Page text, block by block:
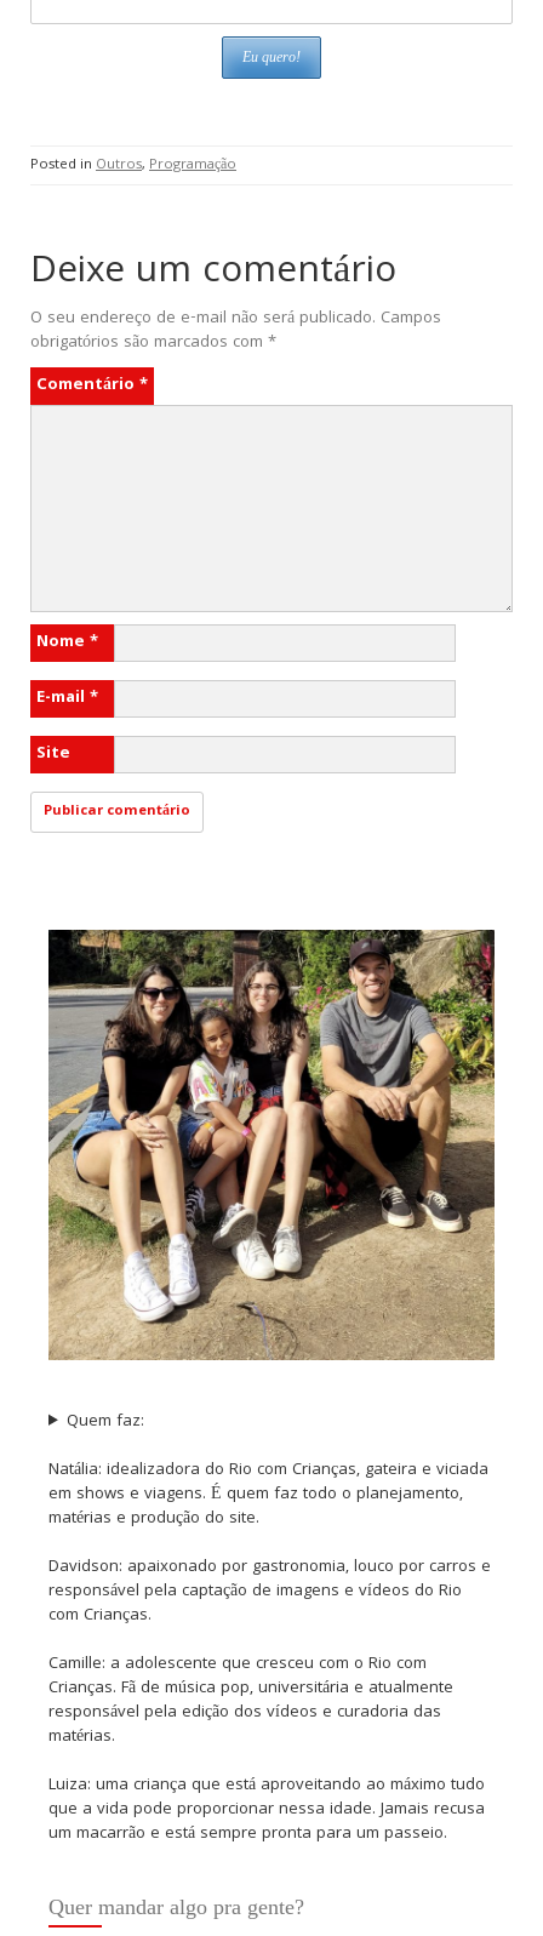
Posted in Outros, Programação
Deixe um comentário
O seu endereço de e-mail não será publicado. Campos
obrigatórios são marcados com *
Comentário *
Nome *
E-mail *
Site
Quem faz:
Natália: idealizadora do Rio com Crianças, gateira e viciada
em shows e viagens. É quem faz todo o planejamento,
matérias e produção do site.
Davidson: apaixonado por gastronomia, louco por carros e
responsável pela captação de imagens e vídeos do Rio
com Crianças.
Camille: a adolescente que cresceu com o Rio com
Crianças. Fã de música pop, universitária e atualmente
responsável pela edição dos vídeos e curadoria das
matérias.
Luiza: uma criança que está aproveitando ao máximo tudo
que a vida pode proporcionar nessa idade. Jamais recusa
um macarrão e está sempre pronta para um passeio.
Quer mandar algo pra gente?